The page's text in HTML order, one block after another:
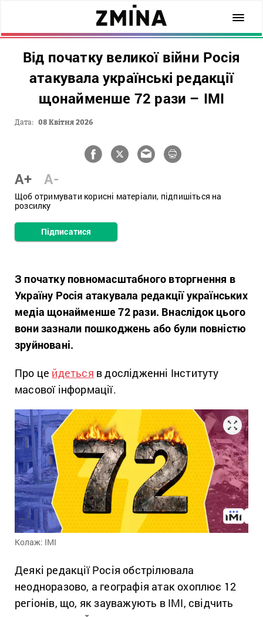
Від початку великої війни Росія
атакувала українські редакції
щонайменше 72 рази – ІМІ
Дата: 08 Квітня 2026
A+ A-
Щоб отримувати корисні матеріали, підпишіться на
розсилку
Підписатися
З початку повномасштабного вторгнення в
Україну Росія атакувала редакції українських
медіа щонайменше 72 рази. Внаслідок цього
вони зазнали пошкоджень або були повністю
зруйновані.
Про це йдеться в дослідженні Інституту
масової інформації.
Колаж: ІМІ
Деякі редакції Росія обстрілювала
неодноразово, а географія атак охоплює 12
регіонів, що, як зауважують в ІМІ, свідчить